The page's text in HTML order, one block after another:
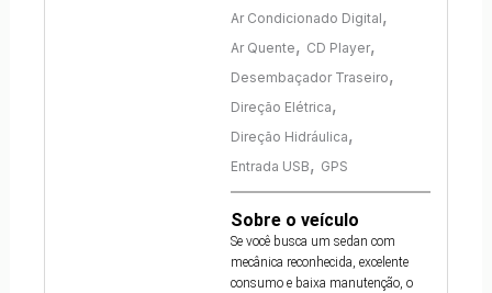
Ar Condicionado Digital,
Ar Quente, CD Player,
Desembaçador Traseiro,
Direção Elétrica,
Direção Hidráulica,
Entrada USB, GPS
Sobre o veículo
Se você busca um sedan com
mecânica reconhecida, excelente
consumo e baixa manutenção, o